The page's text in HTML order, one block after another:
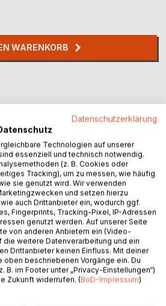
WARENKORB
über die
in den USA und deren
Datenschutzerklärung
Technologien auf unserer
essenziell und technisch notwendig.
(z. B. Cookies oder
Tracking), um zu messen, wie häufig
sie genutzt wird. Wir verwenden
und setzen hierzu
auch Drittanbieter ein, wodurch ggf.
Fingerprints, Tracking-Pixel, IP-Adressen
genutzt werden. Auf unserer Seite
von anderen Anbietern ein (Video-
die weitere Datenverarbeitung und ein
Drittanbieter keinen Einfluss. Mit deiner
oben beschriebenen Vorgänge ein. Du
B. im Footer unter „Privacy-Einstellungen“)
Zukunft widerrufen. (BoD-Impressum)